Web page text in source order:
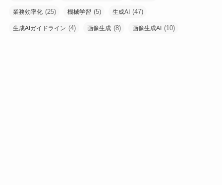
業務効率化 (25) 機械学習 (5) 生成AI (47)
生成AIガイドライン (4) 画像生成 (8) 画像生成AI (10)